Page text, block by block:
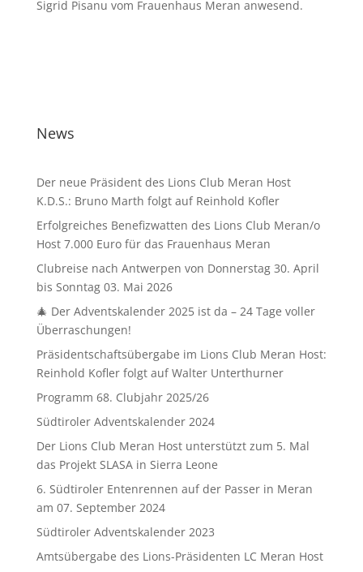
Sigrid Pisanu vom Frauenhaus Meran anwesend.
News
Der neue Präsident des Lions Club Meran Host
K.D.S.: Bruno Marth folgt auf Reinhold Kofler
Erfolgreiches Benefizwatten des Lions Club Meran/o
Host 7.000 Euro für das Frauenhaus Meran
Clubreise nach Antwerpen von Donnerstag 30. April
bis Sonntag 03. Mai 2026
🎄 Der Adventskalender 2025 ist da – 24 Tage voller
Überraschungen!
Präsidentschaftsübergabe im Lions Club Meran Host:
Reinhold Kofler folgt auf Walter Unterthurner
Programm 68. Clubjahr 2025/26
Südtiroler Adventskalender 2024
Der Lions Club Meran Host unterstützt zum 5. Mal
das Projekt SLASA in Sierra Leone
6. Südtiroler Entenrennen auf der Passer in Meran
am 07. September 2024
Südtiroler Adventskalender 2023
Amtsübergabe des Lions-Präsidenten LC Meran Host